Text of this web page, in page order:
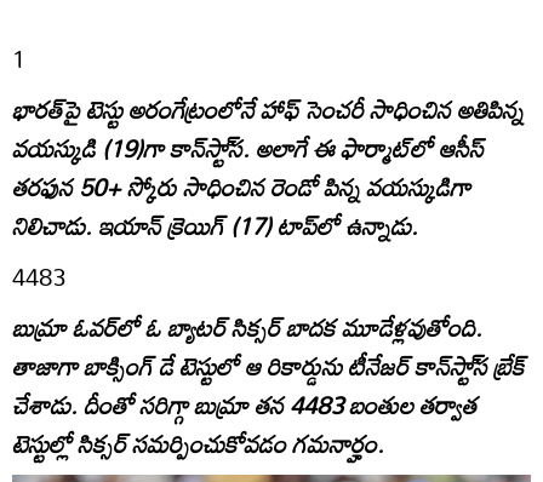
1
భారత్‌పై టెస్టు అరంగేట్రంలోనే హాఫ్‌ సెంచరీ సాధించిన అతిపిన్న
వయస్కుడి (19)గా కాన్‌స్టా్‌స. అలాగే ఈ ఫార్మాట్‌లో ఆసీస్‌
తరఫున 50+ స్కోరు సాధించిన రెండో పిన్న వయస్కుడిగా
నిలిచాడు. ఇయాన్‌ క్రెయిగ్‌ (17) టాప్‌లో ఉన్నాడు.
4483
బుమ్రా ఓవర్‌లో ఓ బ్యాటర్‌ సిక్సర్‌ బాదక మూడేళ్లవుతోంది.
తాజాగా బాక్సింగ్‌ డే టెస్టులో ఆ రికార్డును టీనేజర్‌ కాన్‌స్టా్‌స బ్రేక్‌
చేశాడు. దీంతో సరిగ్గా బుమ్రా తన 4483 బంతుల తర్వాత
టెస్టుల్లో సిక్సర్‌ సమర్పించుకోవడం గమనార్హం.